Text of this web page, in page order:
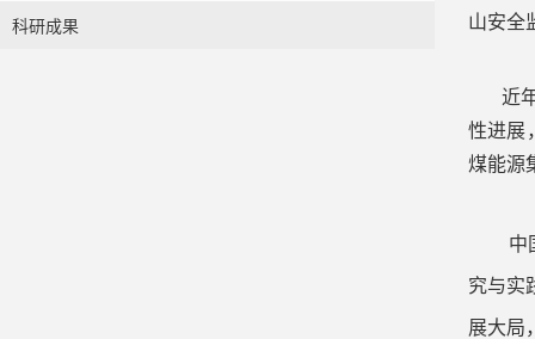
科研成果
山安全
近
性进展
煤能源
中
究与实
展大局